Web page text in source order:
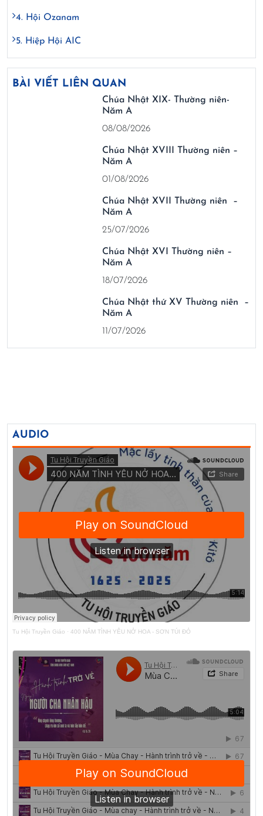
4. Hội Ozanam
5. Hiệp Hội AIC
BÀI VIẾT LIÊN QUAN
Chúa Nhật XIX- Thường niên-
Năm A
08/08/2026
Chúa Nhật XVIII Thường niên –
Năm A
01/08/2026
Chúa Nhật XVII Thường niên –
Năm A
25/07/2026
Chúa Nhật XVI Thường niên –
Năm A
18/07/2026
Chúa Nhật thứ XV Thường niên –
Năm A
11/07/2026
AUDIO
Tu Hội Truyền Giáo · 400 NĂM TÌNH YÊU NỞ HOA - SƠN TÚI ĐỎ